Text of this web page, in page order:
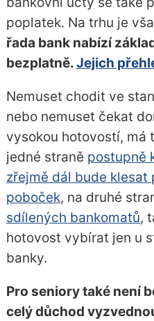
poplatek. Na trhu je
řada bank nabízí
bezplatně.Jejich
Nemuset chodit ve
nebo nemuset čekat
vysokou hotovostí, má
jedné straně postupně
zřejmě dál bude
poboček, na druhé
sdílených bankomatů,
hotovost vybírat jen u
banky.
Pro seniory také není
celý důchod